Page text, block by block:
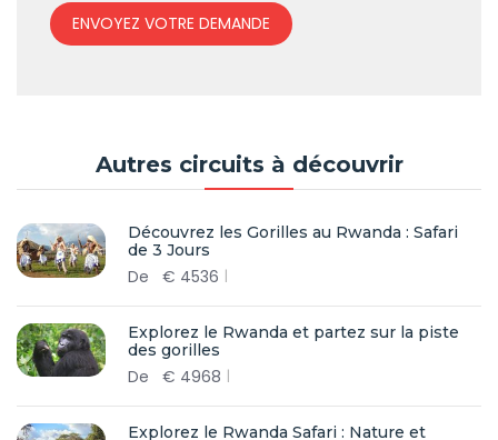
ENVOYEZ VOTRE DEMANDE
Autres circuits à découvrir
Découvrez les Gorilles au Rwanda : Safari
de 3 Jours
De € 4536
Explorez le Rwanda et partez sur la piste
des gorilles
De € 4968
Explorez le Rwanda Safari : Nature et